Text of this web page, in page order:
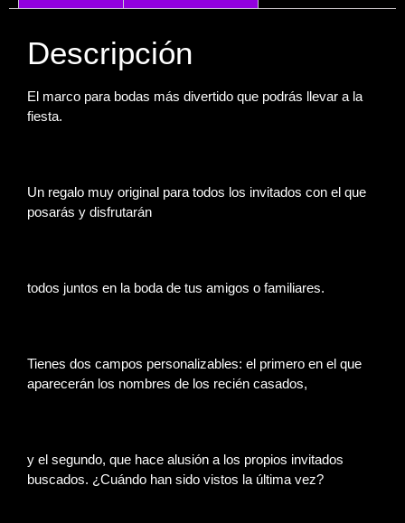
Descripción
El marco para bodas más divertido que podrás llevar a la
fiesta.
Un regalo muy original para todos los invitados con el que
posarás y disfrutarán
todos juntos en la boda de tus amigos o familiares.
Tienes dos campos personalizables: el primero en el que
aparecerán los nombres de los recién casados,
y el segundo, que hace alusión a los propios invitados
buscados. ¿Cuándo han sido vistos la última vez?